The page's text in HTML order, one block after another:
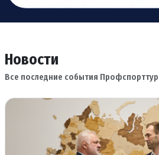
Новости
Все последние события